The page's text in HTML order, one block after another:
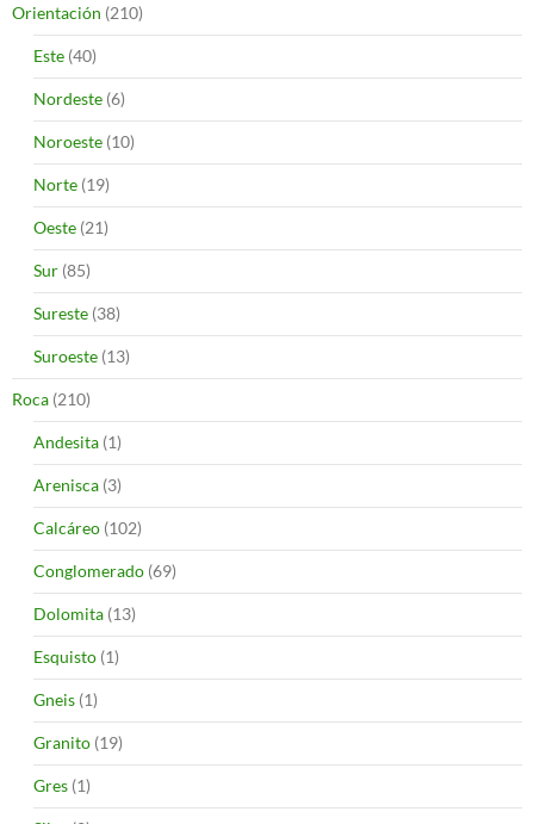
Orientación (210)
Este (40)
Nordeste (6)
Noroeste (10)
Norte (19)
Oeste (21)
Sur (85)
Sureste (38)
Suroeste (13)
Roca (210)
Andesita (1)
Arenisca (3)
Calcáreo (102)
Conglomerado (69)
Dolomita (13)
Esquisto (1)
Gneis (1)
Granito (19)
Gres (1)